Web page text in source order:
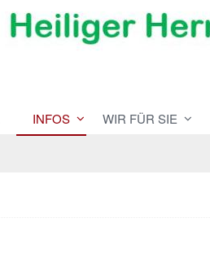
INFOS WIR FÜR SIE